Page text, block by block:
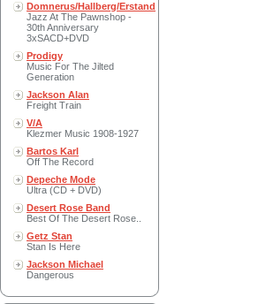
Domnerus/Hallberg/Erstand
Jazz At The Pawnshop -
30th Anniversary
3xSACD+DVD
Prodigy
Music For The Jilted
Generation
Jackson Alan
Freight Train
V/A
Klezmer Music 1908-1927
Bartos Karl
Off The Record
Depeche Mode
Ultra (CD + DVD)
Desert Rose Band
Best Of The Desert Rose..
Getz Stan
Stan Is Here
Jackson Michael
Dangerous